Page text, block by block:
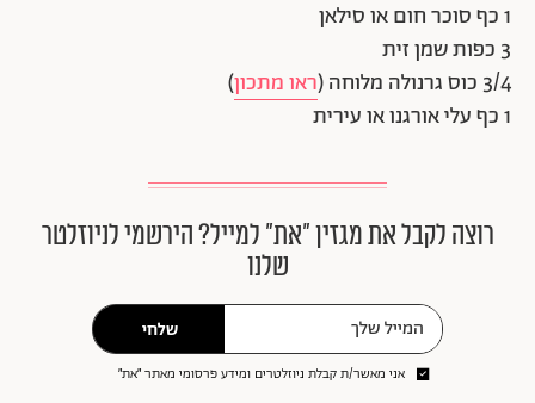
1 כף סוכר חום או סילאן
3 כפות שמן זית
3/4 כוס גרנולה מלוחה (
ראו מתכון)
1 כף עלי אורגנו או עירית
רוצה לקבל את מגזין ״את״ למייל? הירשמי לניוזלטר
שלנו
שלחי
אני מאשר/ת קבלת ניוזלטרים ומידע פרסומי מאתר ״את״